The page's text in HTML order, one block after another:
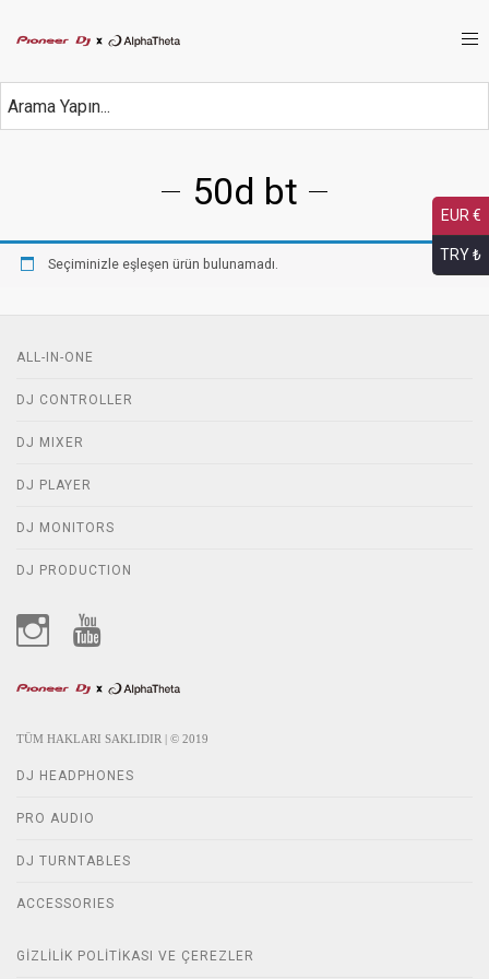
50d bt
Seçiminizle eşleşen ürün bulunamadı.
TÜM HAKLARI SAKLIDIR | © 2019
ALL-IN-ONE
DJ CONTROLLER
DJ MIXER
DJ PLAYER
DJ MONITORS
DJ PRODUCTION
DJ HEADPHONES
PRO AUDIO
DJ TURNTABLES
ACCESSORIES
GIZLILIK POLITIKASI VE ÇEREZLER
EUR €
TRY ₺